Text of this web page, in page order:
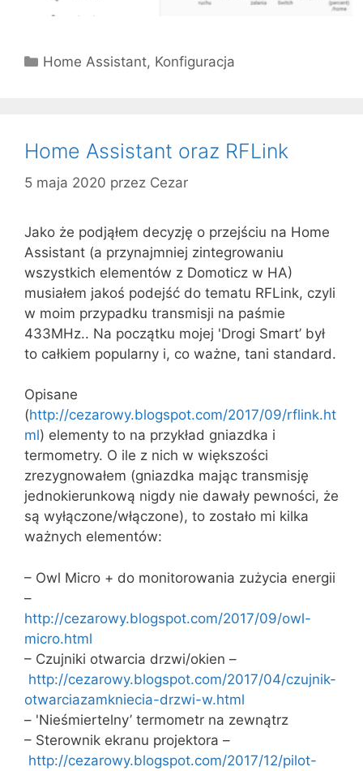
Kategorie
Home Assistant, Konfiguracja
Home Assistant oraz RFLink
5 maja 2020 przez Cezar
Jako że podjąłem decyzję o przejściu na Home
Assistant (a przynajmniej zintegrowaniu
wszystkich elementów z Domoticz w HA)
musiałem jakoś podejść do tematu RFLink, czyli
w moim przypadku transmisji na paśmie
433MHz.. Na początku mojej 'Drogi Smart’ był
to całkiem popularny i, co ważne, tani standard.
Opisane
(http://cezarowy.blogspot.com/2017/09/rflink.ht
ml) elementy to na przykład gniazdka i
termometry. O ile z nich w większości
zrezygnowałem (gniazdka mając transmisję
jednokierunkową nigdy nie dawały pewności, że
są wyłączone/włączone), to zostało mi kilka
ważnych elementów:
– Owl Micro + do monitorowania zużycia energii
–
http://cezarowy.blogspot.com/2017/09/owl-
micro.html
– Czujniki otwarcia drzwi/okien –
http://cezarowy.blogspot.com/2017/04/czujnik-
otwarciazamkniecia-drzwi-w.html
– 'Nieśmiertelny’ termometr na zewnątrz
– Sterownik ekranu projektora –
http://cezarowy.blogspot.com/2017/12/pilot-